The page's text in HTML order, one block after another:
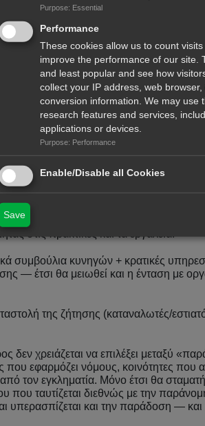
αλλού παρατηρούνται κενά στην
βρετανικών βάσεων), που αφήνουν
του νόμου είναι ανομοιογενής, το
επίπεδο
να καταπολεμήσει αποφασιστικά
σύλληψης μεταναστευτικών πουλιών.
αυτή την αδυναμία για να
τα οποία ουδείς γνωρίζει την κατάληξη
κακή εικόνα για την χώρα μας στο
νομοταγή κυνηγού. Φυσικά θα πρέπει
πίσω από αυτό το όνομα για να
που υπερασπίζονται την
κυνηγίου και
στις πρακτικές και τα εργαλεία.
συμβούλια κυνηγών + κρατικές
— έτσι θα μειωθεί και η ένταση με
της ζήτησης (καταναλωτές/
δεν χρειάζεται να επιλέξει μεταξύ
που εφαρμόζει νόμους, κοινότητες που
τον εγκληματία. Μόνο έτσι θα
που ταυτίζεται διεθνώς με την
υπερασπίζεται και την παράδοση —
Purpose: Essential
Performance
These cookies allow us to count
improve the performance of our site.
and least popular and see how
collect your IP address, web
conversion information. We may use
research features and services,
applications or devices.
Purpose: Performance
Enable/Disable all Cookies
Save